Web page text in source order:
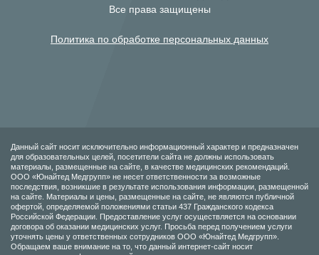
Все права защищены
Политика по обработке персональных данных
Данный сайт носит исключительно информационный характер и предназначен
для образовательных целей, посетители сайта не должны использовать
материалы, размещенные на сайте, в качестве медицинских рекомендаций.
ООО «Юнайтед Медгрупп» не несет ответственности за возможные
последствия, возникшие в результате использования информации, размещенной
на сайте. Материалы и цены, размещенные на сайте, не являются публичной
офертой, определяемой положениями статьи 437 Гражданского кодекса
Российской Федерации. Предоставление услуг осуществляется на основании
договора об оказании медицинских услуг. Просьба перед получением услуги
уточнять цены у ответственных сотрудников ООО «Юнайтед Медгрупп».
Обращаем ваше внимание на то, что данный интернет-сайт носит